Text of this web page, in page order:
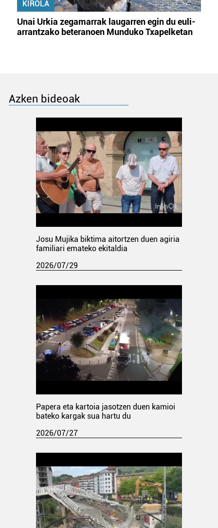
KIROLA
Unai Urkia zegamarrak laugarren egin du euli-
arrantzako beteranoen Munduko Txapelketan
Azken bideoak
Josu Mujika biktima aitortzen duen agiria
familiari emateko ekitaldia
2026/07/29
Papera eta kartoia jasotzen duen kamioi
bateko kargak sua hartu du
2026/07/27